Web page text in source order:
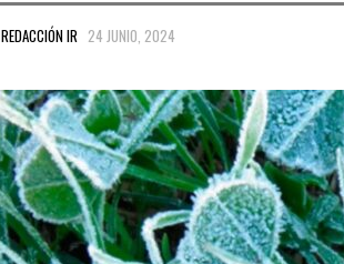
REDACCIÓN IR 24 JUNIO, 2024